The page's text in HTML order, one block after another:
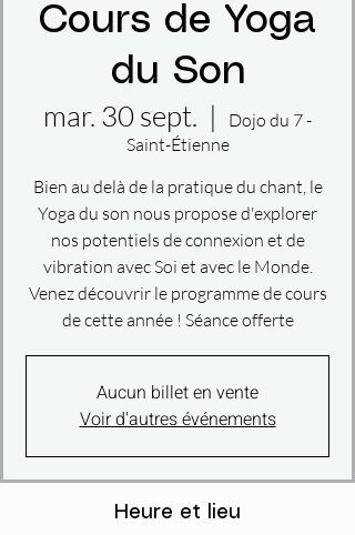
Cours de Yoga
du Son
mar. 30 sept.
  |
Dojo du 7 -
Saint-Étienne
Bien au delà de la pratique du chant, le
Yoga du son nous propose d'explorer
nos potentiels de connexion et de
vibration avec Soi et avec le Monde.
Venez découvrir le programme de cours
de cette année ! Séance offerte
Aucun billet en vente
Voir d'autres événements
Heure et lieu